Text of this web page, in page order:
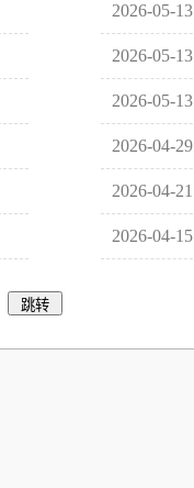
2026-05-13
2026-05-13
2026-05-13
2026-04-29
2026-04-21
2026-04-15